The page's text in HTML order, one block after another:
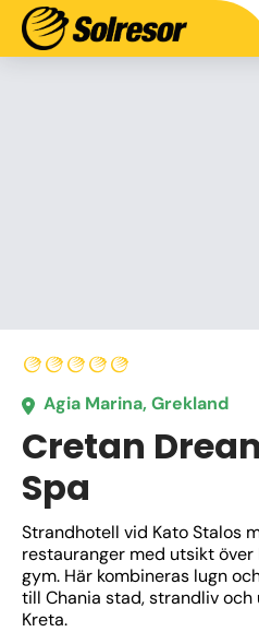
Agia Marina, Grekland
Cretan
Spa
Strandhotell vid Kato Stalos
restauranger med utsikt över
gym. Här kombineras lugn
till Chania stad, strandliv
Kreta.